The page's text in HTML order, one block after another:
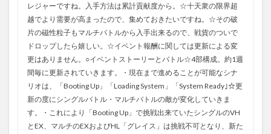
レジャーですね。入手方法は累計貢献度から。☆十天衆の限界超
越でより需要が高まったので、集めておきたいですね。☆その破
片の磁性粒子もマルチバトルから入手出来るので、戦貨のついで
ドロップしたら嬉しい。☆イベント報酬に関しては更新による変
更はありません。○イベントストーリーとバトル☆4部構成。約1週
間毎に更新されていきます。・現在まで進めることが可能なシナ
リオは、「Booting Up」「Loading System」「System Ready｣☆更
新の度にシングルバトル・マルチバトルの敵が変化していきま
す。・これにより「Booting Up」で挑戦出来ていたシングルのVH
とEX、マルチのEXおよびHL「グレイス」は挑戦不可となり、新た